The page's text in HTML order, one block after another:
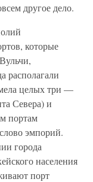
другое дело.
которые
располагали
целых три —
Севера) и
портам
эмпорий.
города
населения
порт